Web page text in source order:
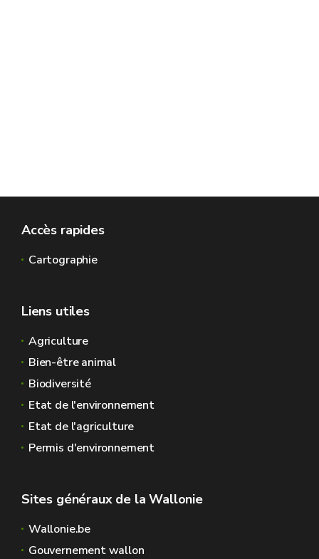
Accès rapides
Cartographie
Liens utiles
Agriculture
Bien-être animal
Biodiversité
Etat de l'environnement
Etat de l'agriculture
Permis d'environnement
Sites généraux de la Wallonie
Wallonie.be
Gouvernement wallon